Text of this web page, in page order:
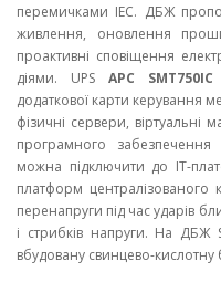
перемичками IEC. ДБЖ
живлення, оновлення
проактивні сповіщення
діями. UPS APC SMT750IC
додаткової карти керування
фізичні сервери,
програмного
можна підключити до ІТ-
платформ централізованого
перенапруги під час ударів
і стрибків напруги. На ДБЖ
вбудовану свинцево-